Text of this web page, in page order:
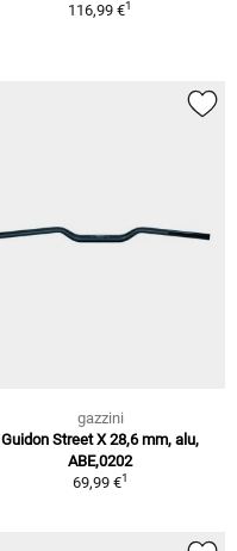
116,99 €1
gazzini
Guidon Street X 28,6 mm, alu,
ABE,0202
69,99 €1